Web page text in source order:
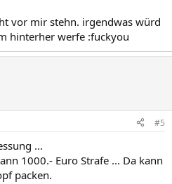
vor mir stehn. irgendwas würd
hinterher werfe :fuckyou
#5
...
1000.- Euro Strafe ... Da kann
packen.